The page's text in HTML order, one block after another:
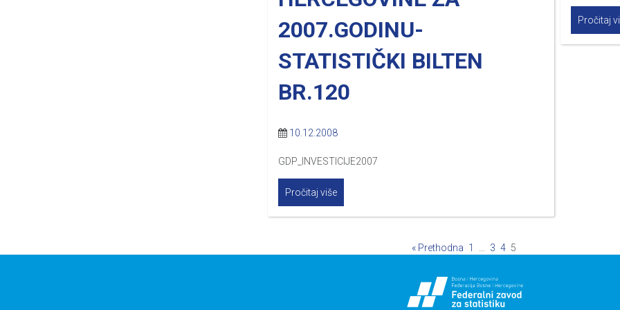
Pročitaj
2007.GODINU-
STATISTIČKI BILTEN
BR.120
10.12.2008
GDP_INVESTICIJE2007
Pročitaj više
« Prethodna 1 … 3 4 5